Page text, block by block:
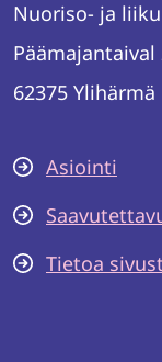
Nuoriso- ja
Päämajantaival
62375 Ylihärmä
Asiointi
Tietoa